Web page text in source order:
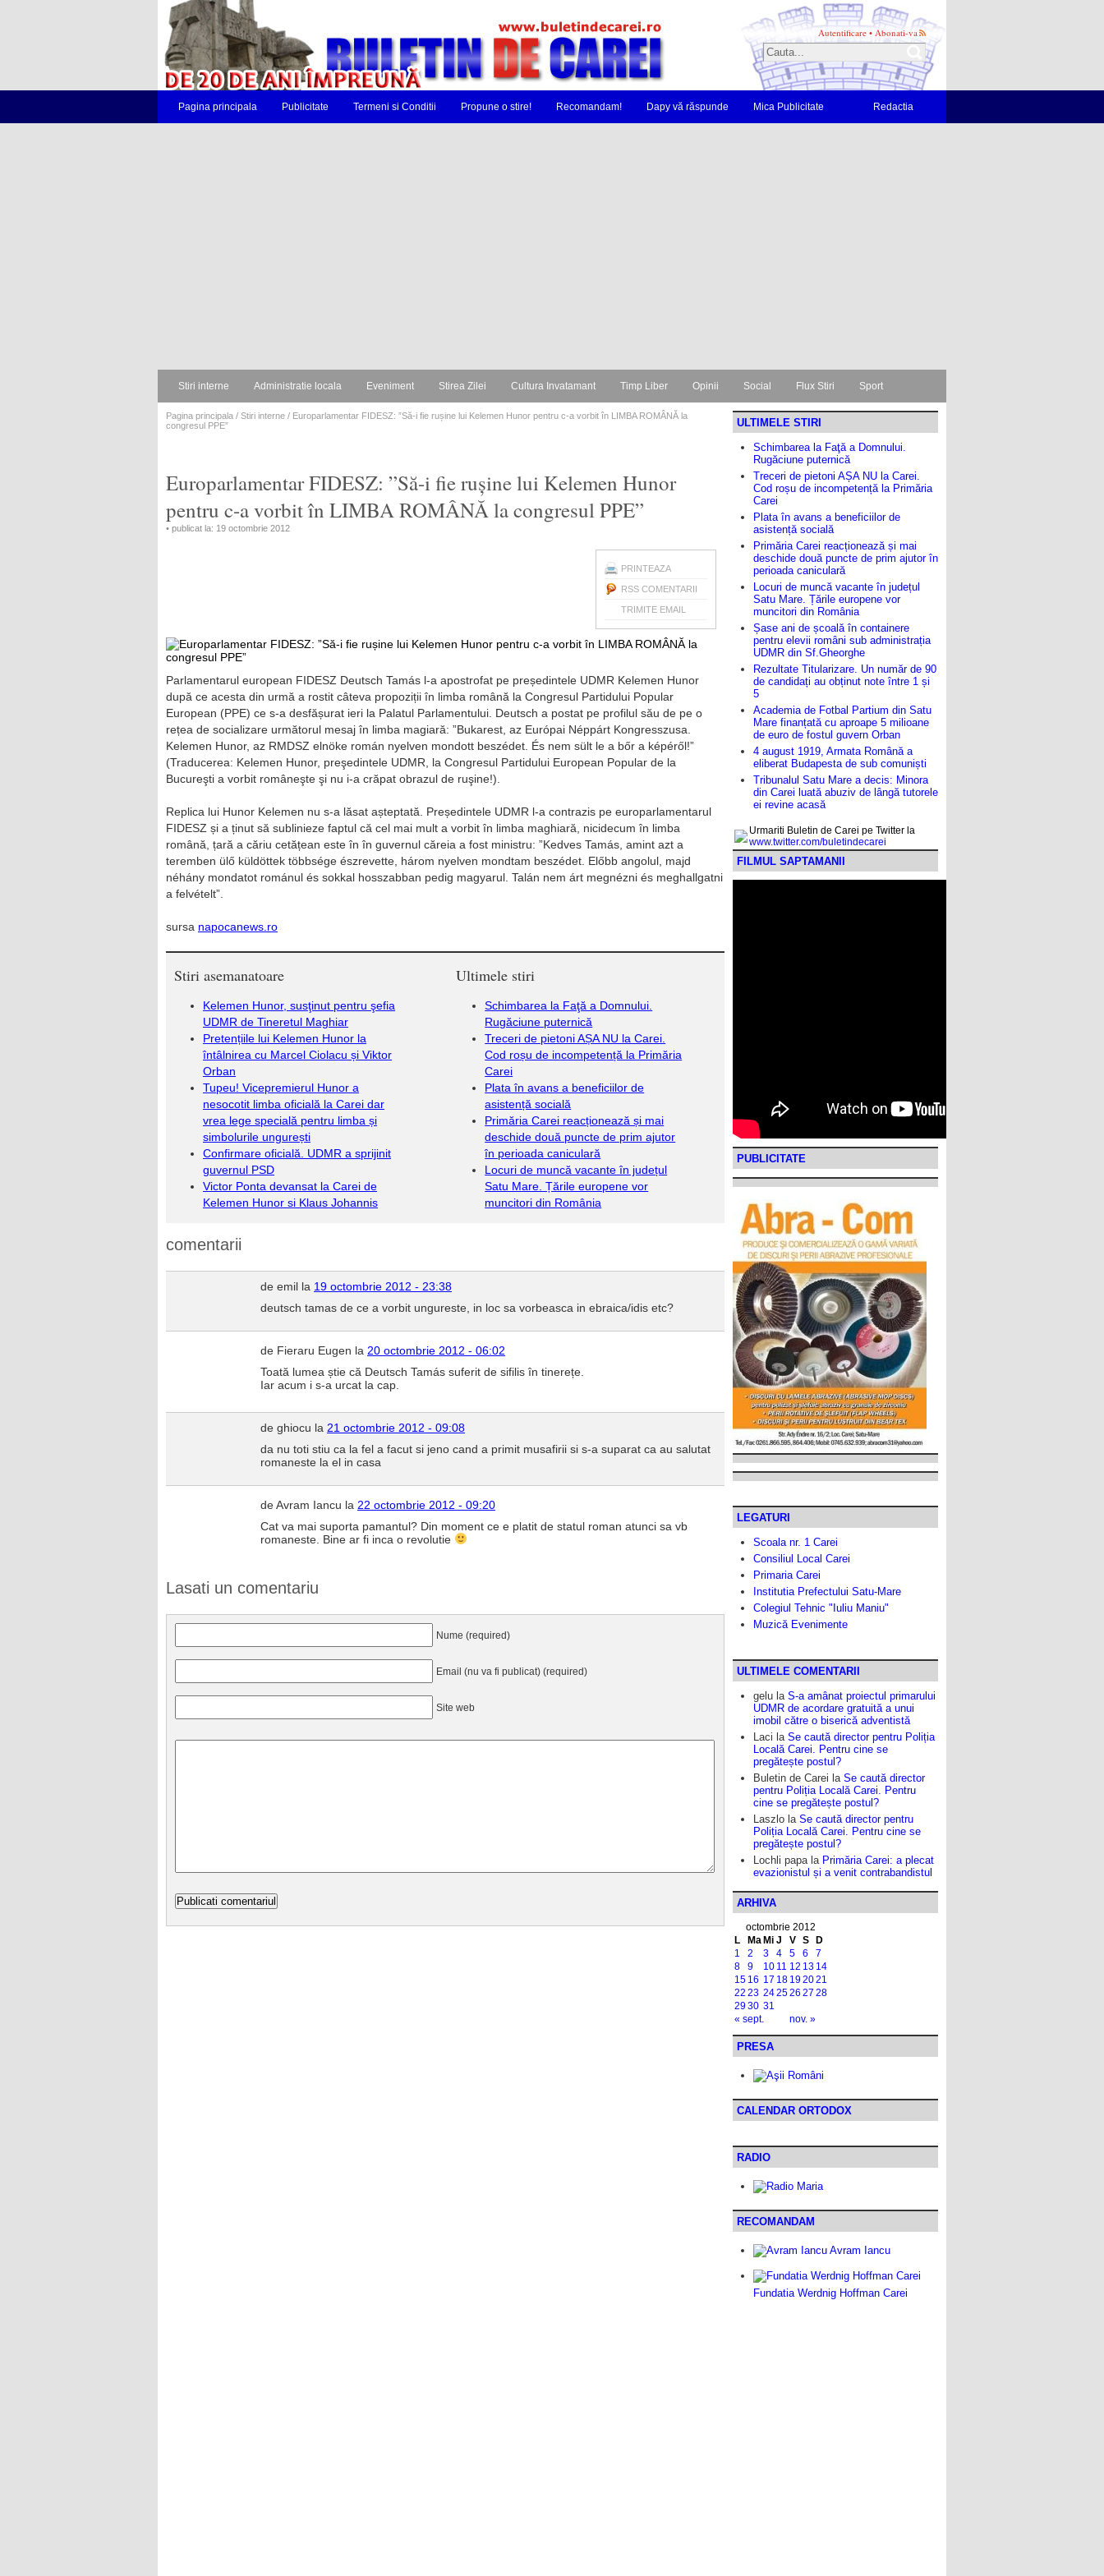
Autentificare • Abonati-va
Pagina principala Publicitate Termeni si Conditii Propune o stire! Recomandam! Dapy vă răspunde Mica Publicitate Redactia
Stiri interne Administratie locala Eveniment Stirea Zilei Cultura Invatamant Timp Liber Opinii Social Flux Stiri Sport
Pagina principala / Stiri interne / Europarlamentar FIDESZ: ”Să-i fie rușine lui Kelemen Hunor pentru c-a vorbit în LIMBA ROMÂNĂ la
congresul PPE”
Europarlamentar FIDESZ: ”Să-i fie rușine lui Kelemen Hunor
pentru c-a vorbit în LIMBA ROMÂNĂ la congresul PPE”
• publicat la: 19 octombrie 2012
PRINTEAZA
RSS COMENTARII
TRIMITE EMAIL
Parlamentarul european FIDESZ Deutsch Tamás l-a apostrofat pe președintele UDMR Kelemen Hunor
după ce acesta din urmă a rostit câteva propoziții în limba română la Congresul Partidului Popular
European (PPE) ce s-a desfășurat ieri la Palatul Parlamentului. Deutsch a postat pe profilul său de pe o
rețea de socializare următorul mesaj în limba magiară: ”Bukarest, az Európai Néppárt Kongresszusa.
Kelemen Hunor, az RMDSZ elnöke román nyelven mondott beszédet. És nem sült le a bőr a képéről!”
(Traducerea: Kelemen Hunor, preşedintele UDMR, la Congresul Partidului European Popular de la
Bucureşti a vorbit româneşte şi nu i-a crăpat obrazul de ruşine!).
Replica lui Hunor Kelemen nu s-a lăsat așteptată. Președintele UDMR l-a contrazis pe europarlamentarul
FIDESZ și a ținut să sublinieze faptul că cel mai mult a vorbit în limba maghiară, nicidecum în limba
română, țară a căriu cetățean este în în guvernul căreia a fost ministru: ”Kedves Tamás, amint azt a
teremben ülő küldöttek többsége észrevette, három nyelven mondtam beszédet. Előbb angolul, majd
néhány mondatot románul és sokkal hosszabban pedig magyarul. Talán nem árt megnézni és meghallgatni
a felvételt”.
sursa napocanews.ro
Stiri asemanatoare
Kelemen Hunor, susţinut pentru şefia
UDMR de Tineretul Maghiar
Pretențiile lui Kelemen Hunor la
întâlnirea cu Marcel Ciolacu și Viktor
Orban
Tupeu! Vicepremierul Hunor a
nesocotit limba oficială la Carei dar
vrea lege specială pentru limba și
simbolurile ungurești
Confirmare oficială. UDMR a sprijinit
guvernul PSD
Victor Ponta devansat la Carei de
Kelemen Hunor si Klaus Johannis
Ultimele stiri
Schimbarea la Faţă a Domnului.
Rugăciune puternică
Treceri de pietoni AȘA NU la Carei.
Cod roșu de incompetență la Primăria
Carei
Plata în avans a beneficiilor de
asistență socială
Primăria Carei reacționează și mai
deschide două puncte de prim ajutor
în perioada caniculară
Locuri de muncă vacante în județul
Satu Mare. Țările europene vor
muncitori din România
comentarii
de emil la 19 octombrie 2012 - 23:38
deutsch tamas de ce a vorbit ungureste, in loc sa vorbeasca in ebraica/idis etc?
de Fieraru Eugen la 20 octombrie 2012 - 06:02
Toată lumea știe că Deutsch Tamás suferit de sifilis în tinerețe.
Iar acum i s-a urcat la cap.
de ghiocu la 21 octombrie 2012 - 09:08
da nu toti stiu ca la fel a facut si jeno cand a primit musafirii si s-a suparat ca au salutat
romaneste la el in casa
de Avram Iancu la 22 octombrie 2012 - 09:20
Cat va mai suporta pamantul? Din moment ce e platit de statul roman atunci sa vb
romaneste. Bine ar fi inca o revolutie
Lasati un comentariu
Nume (required)
Email (nu va fi publicat) (required)
Site web
ULTIMELE STIRI
Schimbarea la Faţă a Domnului.
Rugăciune puternică
Treceri de pietoni AȘA NU la Carei.
Cod roșu de incompetență la Primăria
Carei
Plata în avans a beneficiilor de
asistență socială
Primăria Carei reacționează și mai
deschide două puncte de prim ajutor în
perioada caniculară
Locuri de muncă vacante în județul
Satu Mare. Țările europene vor
muncitori din România
Șase ani de școală în containere
pentru elevii români sub administrația
UDMR din Sf.Gheorghe
Rezultate Titularizare. Un număr de 90
de candidați au obținut note între 1 și
5
Academia de Fotbal Partium din Satu
Mare finanțată cu aproape 5 milioane
de euro de fostul guvern Orban
4 august 1919, Armata Română a
eliberat Budapesta de sub comuniști
Tribunalul Satu Mare a decis: Minora
din Carei luată abuziv de lângă tutorele
ei revine acasă
Urmariti Buletin de Carei pe Twitter la
www.twitter.com/buletindecarei
FILMUL SAPTAMANII
PUBLICITATE
LEGATURI
Scoala nr. 1 Carei
Consiliul Local Carei
Primaria Carei
Institutia Prefectului Satu-Mare
Colegiul Tehnic "Iuliu Maniu"
Muzică Evenimente
ULTIMELE COMENTARII
gelu la S-a amânat proiectul primarului
UDMR de acordare gratuită a unui
imobil către o biserică adventistă
Laci la Se caută director pentru Poliția
Locală Carei. Pentru cine se
pregătește postul?
Buletin de Carei la Se caută director
pentru Poliția Locală Carei. Pentru
cine se pregătește postul?
Laszlo la Se caută director pentru
Poliția Locală Carei. Pentru cine se
pregătește postul?
Lochli papala Primăria Carei: a plecat
evazionistul și a venit contrabandistul
ARHIVA
octombrie 2012
L
Ma Mi J V S D
« sept. nov. »
1 2 3 4 5 6
7
8
9 10 11 12 13 14
15 16 17 18 192021
22 23 242526 27 28
2930 31
PRESA
CALENDAR ORTODOX
RADIO
RECOMANDAM
Avram Iancu
Fundatia Werdnig Hoffman Carei